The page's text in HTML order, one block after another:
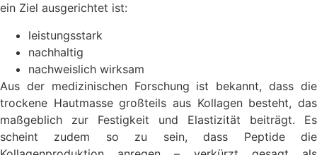
ein Ziel ausgerichtet ist:
leistungsstark
nachhaltig
nachweislich wirksam
Aus der medizinischen Forschung ist bekannt, dass die
trockene Hautmasse großteils aus Kollagen besteht, das
maßgeblich zur Festigkeit und Elastizität beiträgt. Es
scheint zudem so zu sein, dass Peptide die